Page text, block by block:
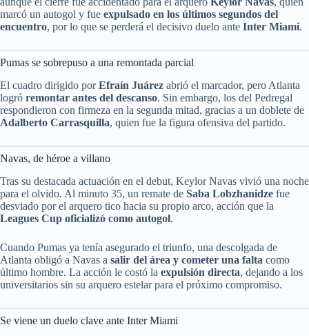
marcó un autogol y fue expulsado en los últimos segundos del
encuentro, por lo que se perderá el decisivo duelo ante Inter Miami.
Pumas se sobrepuso a una remontada parcial
El cuadro dirigido porEfraín Juárez abrió el marcador, pero Atlanta
logró remontar antes del descanso. Sin embargo, los del Pedregal
respondieron con firmeza en la segunda mitad, gracias a un doblete de
Adalberto Carrasquilla, quien fue la figura ofensiva del partido.
Navas, de héroe a villano
Tras su destacada actuación en el debut, Keylor Navas vivió una noche
para el olvido. Al minuto 35, un remate de Saba Lobzhanidze fue
desviado por el arquero tico hacia su propio arco, acción que la
Leagues Cup oficializó como autogol.
Cuando Pumas ya tenía asegurado el triunfo, una descolgada de
Atlanta obligó a Navas a salir del área y cometer una falta como
último hombre. La acción le costó la expulsión directa, dejando a los
universitarios sin su arquero estelar para el próximo compromiso.
Se viene un duelo clave ante Inter Miami